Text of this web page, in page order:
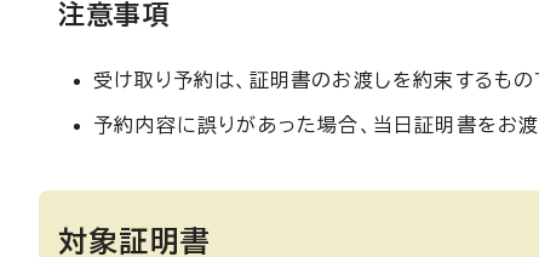
注意事項
受け取り予約は、証明書のお渡しを約束するもの
予約内容に誤りがあった場合、当日証明書をお渡
対象証明書